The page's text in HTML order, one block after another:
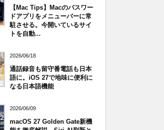
【Mac Tips】Macのパスワー
ドアプリをメニューバーに常
駐させる。今開いているサイ
トを自動...
2026/06/18
通話録音も留守番電話も日本
語に。iOS 27で地味に便利に
なる日本語機能
2026/06/09
macOS 27 Golden Gate新機